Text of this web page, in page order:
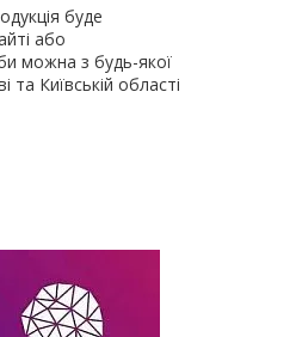
буде
або
можна з будь-якої
Київській області